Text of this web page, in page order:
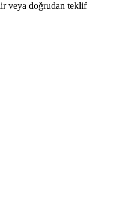
veya doğrudan teklif